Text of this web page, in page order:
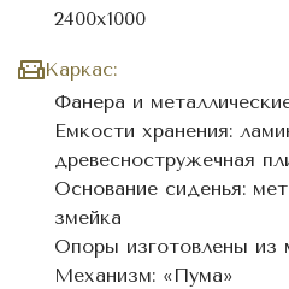
2400х1000
Каркас:
Фанера и
Емкости хранения:
древесностружечная
Основание сиденья:
змейка
Опоры изготовлены из
Механизм: «Пума»